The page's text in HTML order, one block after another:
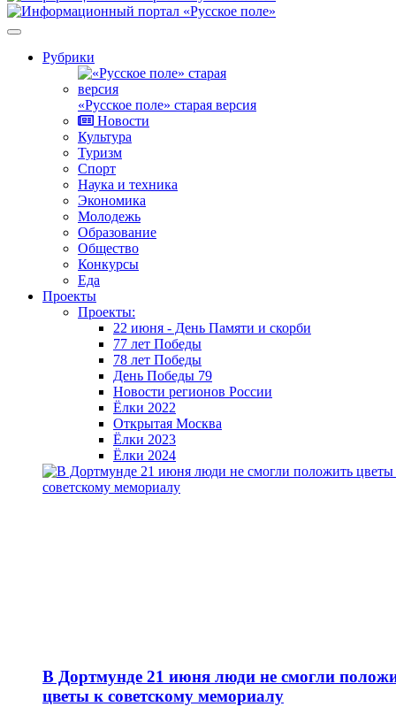
Рубрики
«Русское поле» старая версия
Новости
Культура
Туризм
Спорт
Наука и техника
Экономика
Молодежь
Образование
Общество
Конкурсы
Еда
Проекты
Проекты:
22 июня - День Памяти и скорби
77 лет Победы
78 лет Победы
День Победы 79
Новости регионов России
Ёлки 2022
Открытая Москва
Ёлки 2023
Ёлки 2024
В Дортмунде 21 июня люди не смогли
цветы к советскому мемориалу